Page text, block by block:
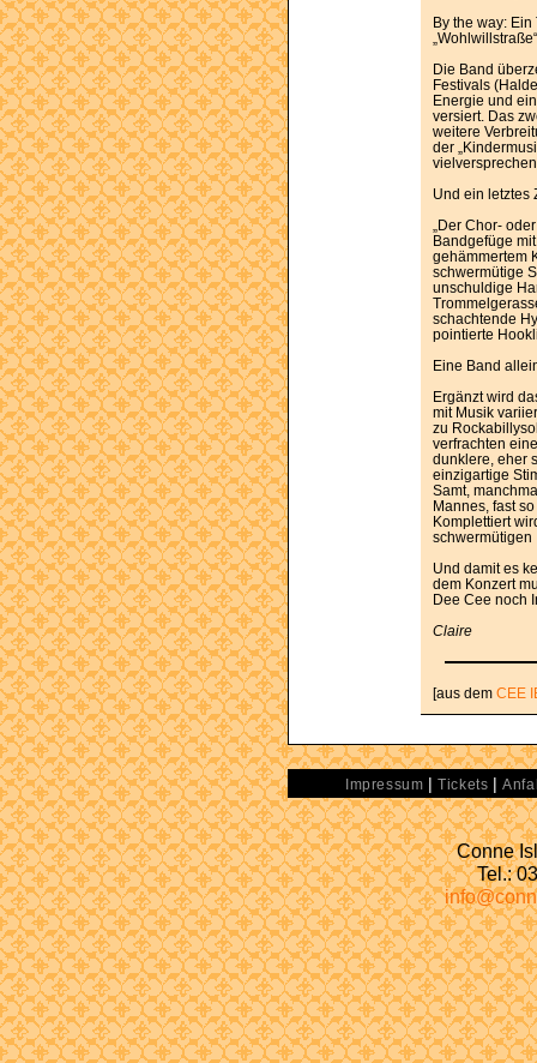
By the way:
Die Band
Festivals
Energie und
versiert. Das
weitere
der
Und ein letztes
„Der Chor-
Bandgefüge
gehämmertem
schwermütige
unschuldige
schachtende
pointierte
Eine Band
Ergänzt wird
mit Musik
zu
verfrachten
dunklere, eher
einzigartige
Samt,
Mannes, fast
Komplettiert
schwermütigen
Und damit es
dem Konzert
Dee Cee noch
Claire
[aus dem CEE
Impressum | Tickets |
Conne
Tel.: